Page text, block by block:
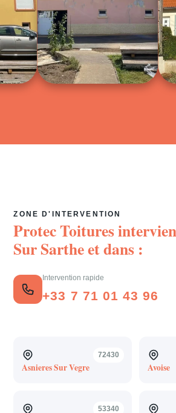
ZONE D'INTERVENTION
Protec Toitures
Sur Sartheet dans :
Intervention rapide
+33 7 71 01 43 96
72430
Asnieres Sur Vegre Avoise
53340